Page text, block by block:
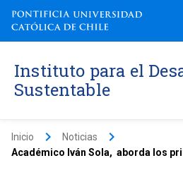
Instituto para el
Sustentable
Inicio keyboard_arrow_right Noticias keyboard_arrow_right
Académico Iván Sola, aborda los